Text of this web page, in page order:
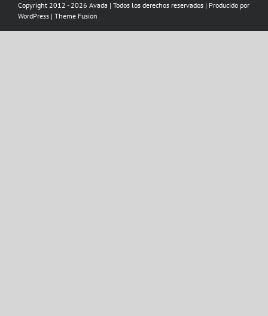
Copyright 2012 - 2026 Avada | Todos los derechos reservados | Producido por
WordPress | Theme Fusion